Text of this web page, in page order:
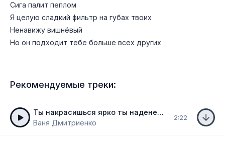
Сига палит пеплом
Я целую сладкий фильтр на губах твоих
Ненавижу вишнёвый
Но он подходит тебе больше всех других
Рекомендуемые треки:
Ты накрасишься ярко ты наденешь колготки
Ваня Дмитриенко
2:22